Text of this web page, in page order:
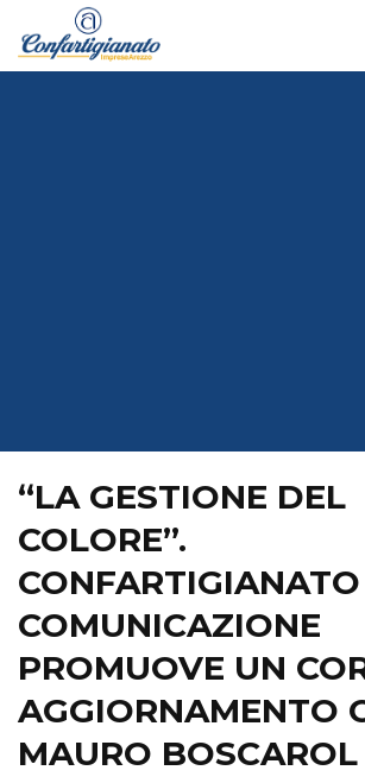
“LA GESTIONE DEL
COLORE”.
CONFARTIGIANATO
COMUNICAZIONE
PROMUOVE UN
AGGIORNAMENTO
MAURO BOSCAROL